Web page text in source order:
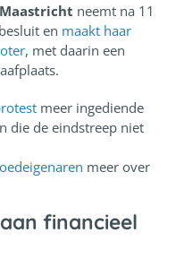
neemt na 11
en maakt haar
, met daarin een
meer ingediende
die de eindstreep niet
meer over
financieel